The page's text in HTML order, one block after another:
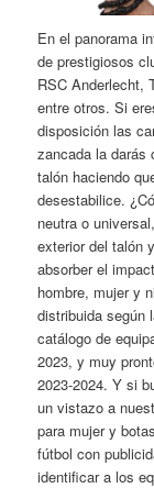
En el panorama
de prestigiosos
RSC Anderlecht,
entre otros. Si
disposición las
zancada la darás
talón haciendo
desestabilice.
neutra o
exterior del talón
absorber el
hombre, mujer y
distribuida según
catálogo de
2023, y muy
2023-2024. Y si
un vistazo a
para mujer y
fútbol con
identificar a los